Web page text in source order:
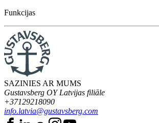
Funkcijas
SAZINIES AR MUMS
Gustavsberg OY Latvijas filiāle
+37129218090
info.latvia@gustavsberg.com